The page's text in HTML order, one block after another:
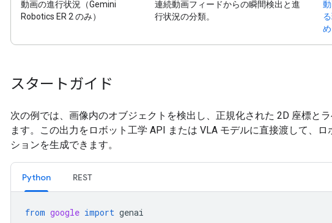
動画の進行状況（Gemini
Robotics ER 2 のみ）
連続動画フィードからの瞬間検出と進
行状況の分類。
スタートガイド
次の例では、画像内のオブジェクトを検出し、正規化された 2D 座標と
ます。この出力をロボット工学 API または VLA モデルに直接渡して、ロ
ションを生成できます。
Python REST
from google import genai